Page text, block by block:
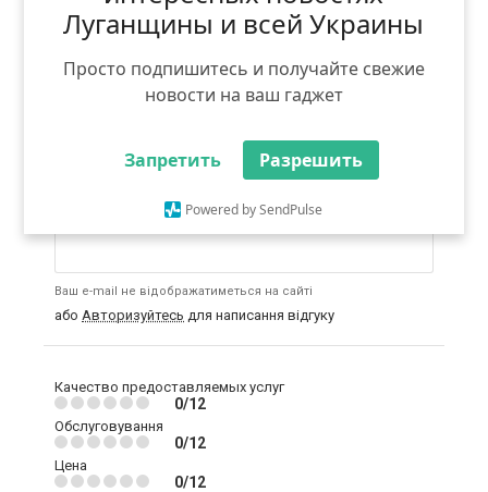
Луганщины и всей Украины
Просто подпишитесь и получайте свежие
новости на ваш гаджет
Запретить Разрешить
Powered by SendPulse
обговорення, а також для роз'яснення питань, що
цікавлять.
використання ненормативної
лексики, погроз або образ; безпосереднє
порівняння з іншими конкуруючими компаніями;
безпідставні заяви, що ображають діяльність
сторонні інтернет-ресурси; реклама та
самореклама.
Ваш e-mail не відображатиметься на сайті
або Авторизуйтесь для написання відгуку
Качество предоставляемых услуг
0/12
Обслуговування
0/12
Цена
0/12